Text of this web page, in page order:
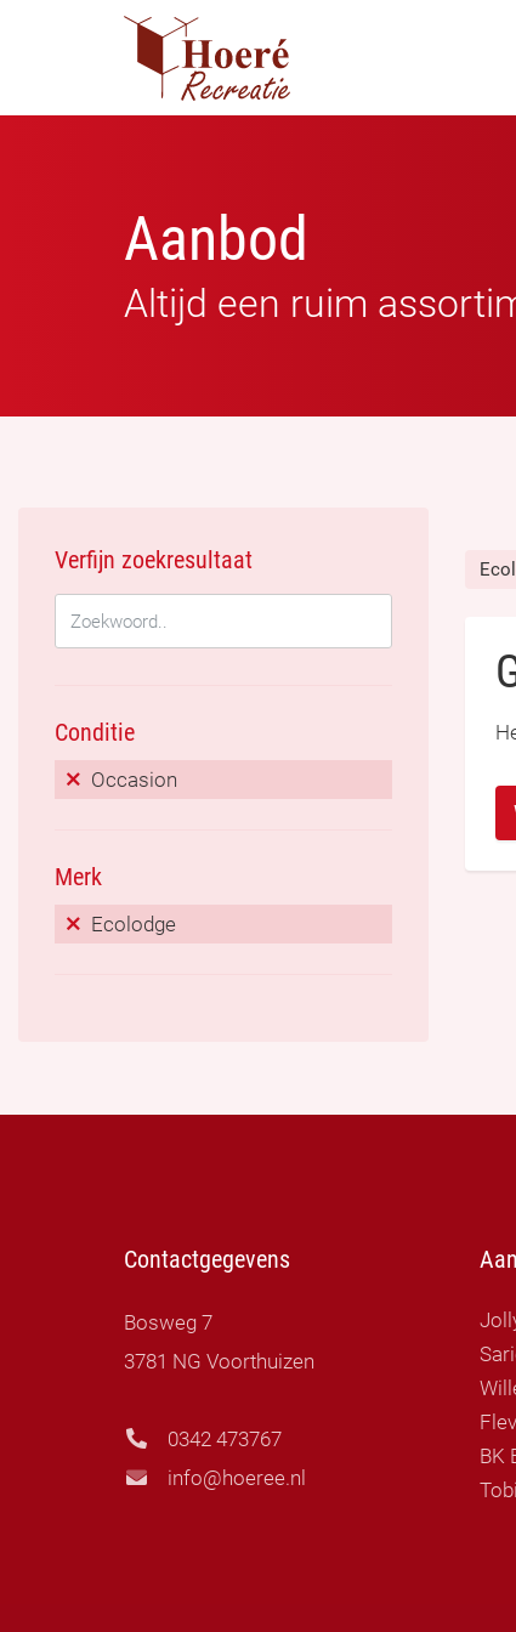
Aanbod
Altijd een ruim
Verfijn zoekresultaat
Conditie
Occasion
Merk
Ecolodge
Contactgegevens
Bosweg 7
3781 NG Voorthuizen
0342 473767
info@hoeree.nl
BK